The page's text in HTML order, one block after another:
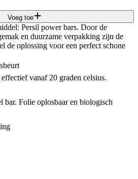
Voeg toe
Persil power bars. Door de
en duurzame verpakking zijn de
de oplossing voor een perfect schone
vanaf 20 graden celsius.
bar. Folie oplosbaar en biologisch